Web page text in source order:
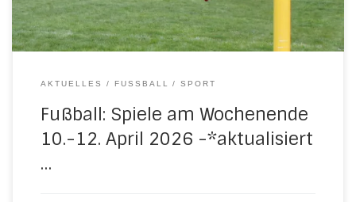
AKTUELLES FUSSBALL SPORT
Fußball: Spiele am Wochenende
10.-12. April 2026 -*aktualisiert
…